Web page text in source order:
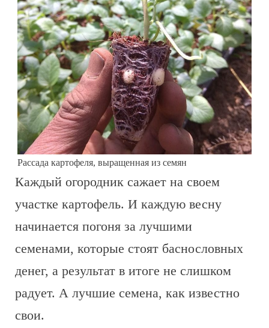
Рассада картофеля, выращенная из семян
Каждый огородник сажает на своем
участке картофель. И каждую весну
начинается погоня за лучшими
семенами, которые стоят баснословных
денег, а результат в итоге не слишком
радует. А лучшие семена, как известно
свои.